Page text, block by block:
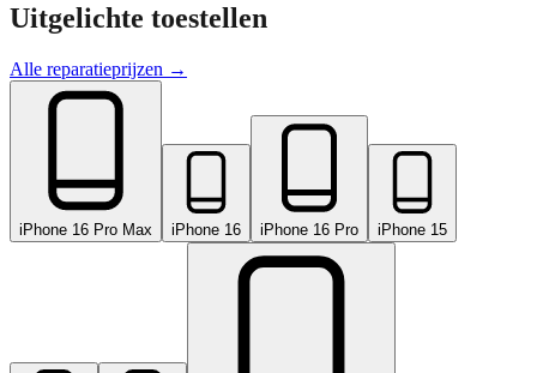
Uitgelichte toestellen
Alle reparatieprijzen →
iPhone 16 Pro Max iPhone 16 iPhone 16 Pro iPhone 15